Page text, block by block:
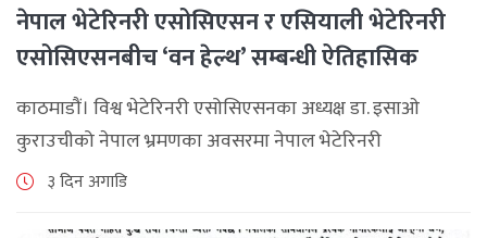
नेपाल भेटेरिनरी एसोसिएसन र एसियाली भेटेरिनरी
एसोसिएसनबीच ‘वन हेल्थ’ सम्बन्धी ऐतिहासिक
समझदारी
काठमाडौं। विश्व भेटेरिनरी एसोसिएसनका अध्यक्ष डा. इसाओ
कुराउचीको नेपाल भ्रमणका अवसरमा नेपाल भेटेरिनरी
एसोसिएसनले अन्तर्राष्ट्रिय सहकार्यलाई नयाँ उचाइमा पुर्‍याउँदै
३ दिन अगाडि